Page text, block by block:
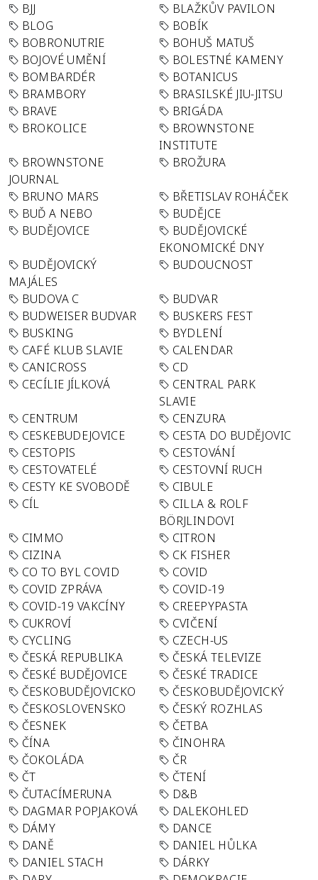
BJJ
BLAŽKŮV PAVILON
BLOG
BOBÍK
BOBRONUTRIE
BOHUŠ MATUŠ
BOJOVÉ UMĚNÍ
BOLESTNÉ KAMENY
BOMBARDÉR
BOTANICUS
BRAMBORY
BRASILSKÉ JIU-JITSU
BRAVE
BRIGÁDA
BROKOLICE
BROWNSTONE
INSTITUTE
BROWNSTONE
JOURNAL
BROŽURA
BRUNO MARS
BŘETISLAV ROHÁČEK
BUĎ A NEBO
BUDĚJCE
BUDĚJOVICE
BUDĚJOVICKÉ
EKONOMICKÉ DNY
BUDĚJOVICKÝ
MAJÁLES
BUDOUCNOST
BUDOVA C
BUDVAR
BUDWEISER BUDVAR
BUSKERS FEST
BUSKING
BYDLENÍ
CAFÉ KLUB SLAVIE
CALENDAR
CANICROSS
CD
CECÍLIE JÍLKOVÁ
CENTRAL PARK
SLAVIE
CENTRUM
CENZURA
CESKEBUDEJOVICE
CESTA DO BUDĚJOVIC
CESTOPIS
CESTOVÁNÍ
CESTOVATELÉ
CESTOVNÍ RUCH
CESTY KE SVOBODĚ
CIBULE
CÍL
CILLA & ROLF
BÖRJLINDOVI
CIMMO
CITRON
CIZINA
CK FISHER
CO TO BYL COVID
COVID
COVID ZPRÁVA
COVID-19
COVID-19 VAKCÍNY
CREEPYPASTA
CUKROVÍ
CVIČENÍ
CYCLING
CZECH-US
ČESKÁ REPUBLIKA
ČESKÁ TELEVIZE
ČESKÉ BUDĚJOVICE
ČESKÉ TRADICE
ČESKOBUDĚJOVICKO
ČESKOBUDĚJOVICKÝ
ČESKOSLOVENSKO
ČESKÝ ROZHLAS
ČESNEK
ČETBA
ČÍNA
ČINOHRA
ČOKOLÁDA
ČR
ČT
ČTENÍ
ČUTACÍMERUNA
D&B
DAGMAR POPJAKOVÁ
DALEKOHLED
DÁMY
DANCE
DANĚ
DANIEL HŮLKA
DANIEL STACH
DÁRKY